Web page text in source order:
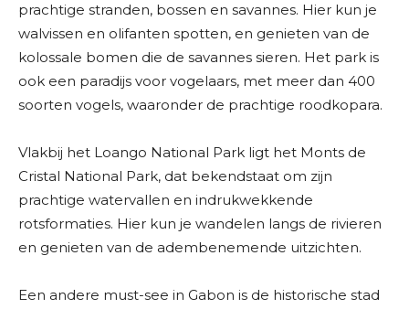
prachtige stranden, bossen en savannes. Hier kun je
walvissen en olifanten spotten, en genieten van de
kolossale bomen die de savannes sieren. Het park is
ook een paradijs voor vogelaars, met meer dan 400
soorten vogels, waaronder de prachtige roodkopara.
Vlakbij het Loango National Park ligt het Monts de
Cristal National Park, dat bekendstaat om zijn
prachtige watervallen en indrukwekkende
rotsformaties. Hier kun je wandelen langs de rivieren
en genieten van de adembenemende uitzichten.
Een andere must-see in Gabon is de historische stad